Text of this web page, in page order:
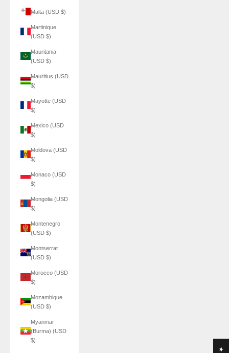
Malta (USD $)
Martinique
(USD $)
Mauritania
(USD $)
Mauritius (USD
$)
Mayotte (USD
$)
Mexico (USD
$)
Moldova (USD
$)
Monaco (USD
$)
Mongolia (USD
$)
Montenegro
(USD $)
Montserrat
(USD $)
Morocco (USD
$)
Mozambique
(USD $)
Myanmar
(Burma) (USD
$)